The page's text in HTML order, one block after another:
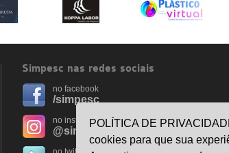
Simpesc nas redes sociais
no facebook
/simpesc
no instagram
@simpescplasticos
POLÍTICA DE
cookies para que sua